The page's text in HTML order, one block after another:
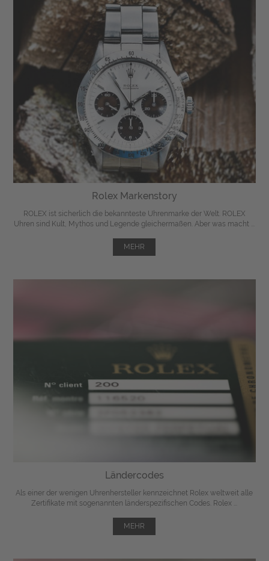
Rolex Markenstory
ROLEX ist sicherlich die bekannteste Uhrenmarke der Welt. ROLEX
Uhren sind Kult, Mythos und Legende gleichermaßen. Aber was macht ...
MEHR
Ländercodes
Als einer der wenigen Uhrenhersteller kennzeichnet Rolex weltweit alle
Zertifikate mit sogenannten länderspezifischen Codes. Rolex ...
MEHR